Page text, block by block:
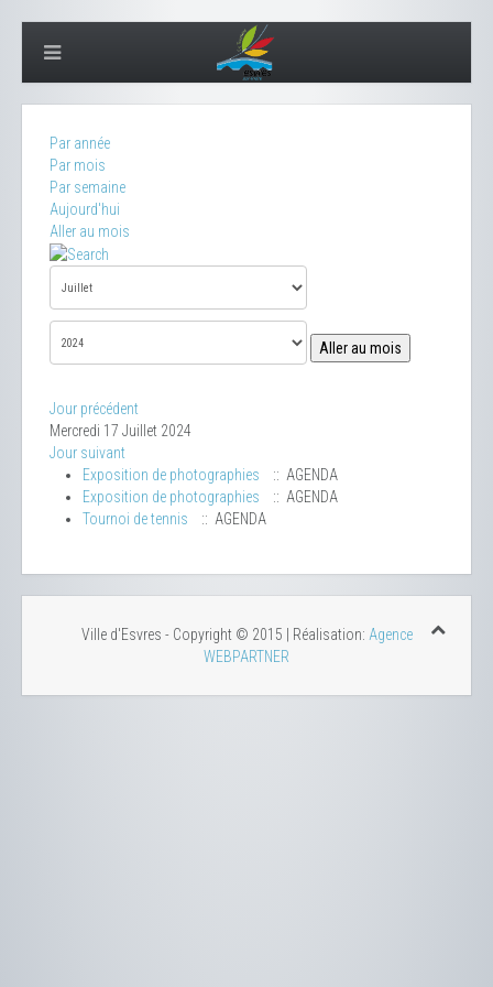
Par année
Par mois
Par semaine
Aujourd'hui
Aller au mois
Aller au mois
Jour précédent
Mercredi 17 Juillet 2024
Jour suivant
Exposition de photographies
:: AGENDA
Exposition de photographies
:: AGENDA
Tournoi de tennis
:: AGENDA
Ville d'Esvres - Copyright © 2015 | Réalisation: Agence
WEBPARTNER